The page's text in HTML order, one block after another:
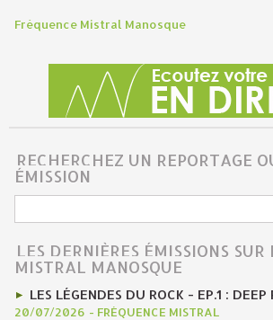
Fréquence Mistral Manosque
RECHERCHEZ UN REPORTAGE
ÉMISSION
LES DERNIÈRES ÉMISSIONS SUR
MISTRAL MANOSQUE
LES LÉGENDES DU ROCK - EP.1 : DEEP
20/07/2026 - FRÉQUENCE MISTRAL